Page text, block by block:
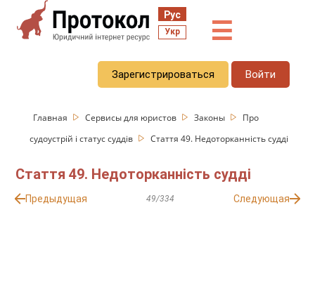
Рус
Укр ☰
Зарегистрироваться Войти
Главная Сервисы для юристов Законы
Про
судоустрій і статус суддів
Стаття 49. Недоторканність судді
Стаття 49. Недоторканність судді
Предыдущая 49/334 Следующая